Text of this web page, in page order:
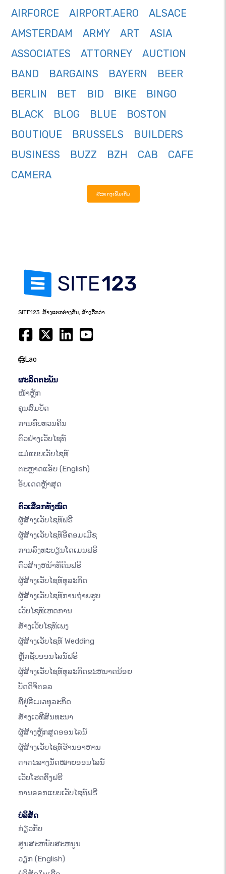
AIRFORCE
AIRPORT.AERO
ALSACE
AMSTERDAM
ARMY ART
ASIA
ASSOCIATES
ATTORNEY
AUCTION
BAND
BARGAINS BAYERN
BEER
BERLIN
BET BID BIKE
BINGO
BLACK
BLOG BLUE
BOSTON
BOUTIQUE
BRUSSELS
BUILDERS
BUSINESS
BUZZ BZH CAB
CAFE
CAMERA
ສະແດງເພີ່ມເຕີມ
SITE123: ສ້າງແຕກຕ່າງກັນ, ສ້າງດີກວ່າ.
Lao
ຜະລິດຕະພັນ
ໜ້າຫຼັກ
ຄຸນສົມບັດ
ການທົບທວນຄືນ
ຕົວຢ່າງເວັບໄຊທ໌
ແມ່ແບບເວັບໄຊທ໌
ຕະຫຼາດແອັບ (English)
ອັບເດດຫຼ້າສຸດ
ຕົວເລືອກທັງໝົດ
ຜູ້ສ້າງເວັບໄຊທ໌ຟຣີ
ຜູ້ສ້າງເວັບໄຊທ໌ອີຄອມເມີຊ
ການລົງທະບຽນໂດເມນຟຣີ
ຕົວສ້າງຫນ້າທີ່ດິນຟຣີ
ຜູ້ສ້າງເວັບໄຊທ໌ທຸລະກິດ
ຜູ້ສ້າງເວັບໄຊທ໌ການຖ່າຍຮູບ
ເວັບໄຊທ໌ເຫດການ
ສ້າງເວັບໄຊທ໌ເພງ
ຜູ້ສ້າງເວັບໄຊທ໌ Wedding
ຫຼັກຊັບອອນໄລນ໌ຟຣີ
ຜູ້ສ້າງເວັບໄຊທ໌ທຸລະກິດຂະຫນາດນ້ອຍ
ບັດດິຈິຕອລ
ທີ່ຢູ່ອີເມວທຸລະກິດ
ສ້າງເວທີສົນທະນາ
ຜູ້ສ້າງຫຼັກສູດອອນໄລນ໌
ຜູ້ສ້າງເວັບໄຊທ໌ຮ້ານອາຫານ
ຕາຕະລາງນັດໝາຍອອນໄລນ໌
ເວັບໂຮດຕິ້ງຟຣີ
ການອອກແບບເວັບໄຊທ໌ຟຣີ
ບໍລິສັດ
ກ່ຽວກັບ
ສູນສະຫນັບສະຫນູນ
ວຽກ (English)